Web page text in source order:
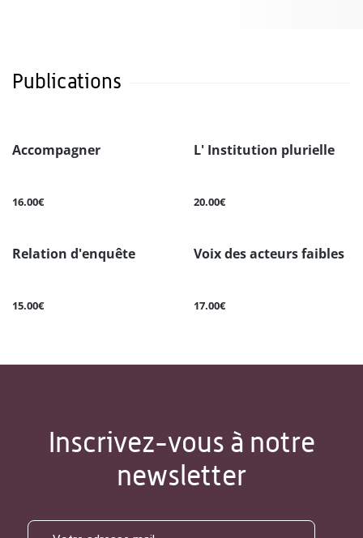
Publications
Accompagner
16.00€
L' Institution plurielle
20.00€
Relation d'enquête
15.00€
Voix des acteurs faibles
17.00€
Inscrivez-vous à notre
newsletter